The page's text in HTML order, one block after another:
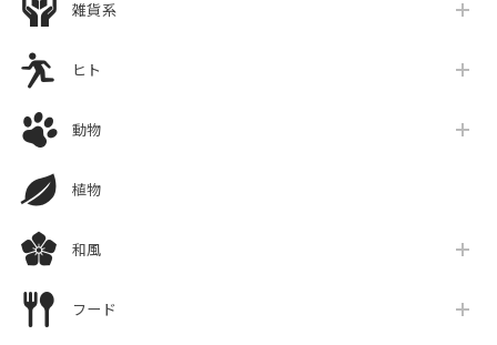
雑貨系
ヒト
動物
植物
和風
フード